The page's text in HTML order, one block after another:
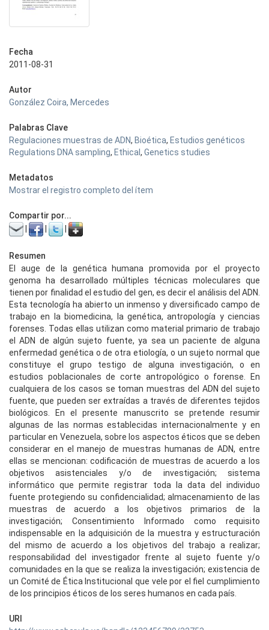
Fecha
2011-08-31
Autor
González Coira, Mercedes
Palabras Clave
Regulaciones muestras de ADN, Bioética, Estudios genéticos
Regulations DNA sampling, Ethical , Genetics studies
Metadatos
Mostrar el registro completo del ítem
Compartir por...
Resumen
El auge de la genética humana promovida por el proyecto
genoma ha desarrollado múltiples técnicas moleculares que
tienen por finalidad el estudio del gen, es decir el análisis del ADN.
Esta tecnología ha abierto un inmenso y diversificado campo de
trabajo en la biomedicina, la genética, antropología y ciencias
forenses. Todas ellas utilizan como material primario de trabajo
el ADN de algún sujeto fuente, ya sea un paciente de alguna
enfermedad genética o de otra etiología, o un sujeto normal que
constituye el grupo testigo de alguna investigación, o en
estudios poblacionales de corte antropológico o forense. En
cualquiera de los casos se toman muestras del ADN del sujeto
fuente, que pueden ser extraídas a través de diferentes tejidos
biológicos. En el presente manuscrito se pretende resumir
algunas de las normas establecidas internacionalmente y en
particular en Venezuela, sobre los aspectos éticos que se deben
considerar en el manejo de muestras humanas de ADN, entre
ellas se mencionan: codificación de muestras de acuerdo a los
objetivos asistenciales y/o de investigación; sistema
informático que permite registrar toda la data del individuo
fuente protegiendo su confidencialidad; almacenamiento de las
muestras de acuerdo a los objetivos primarios de la
investigación; Consentimiento Informado como requisito
indispensable en la adquisición de la muestra y estructuración
del mismo de acuerdo a los objetivos del trabajo a realizar;
responsabilidad del investigador frente al sujeto fuente y/o
comunidades en la que se realiza la investigación; existencia de
un Comité de Ética Institucional que vele por el fiel cumplimiento
de los principios éticos de los seres humanos en cada país.
URI